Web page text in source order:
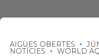
C/ Narciso Yepes s/n AD300
AIGÜES OBERTES
NOTÍCIES WORLD